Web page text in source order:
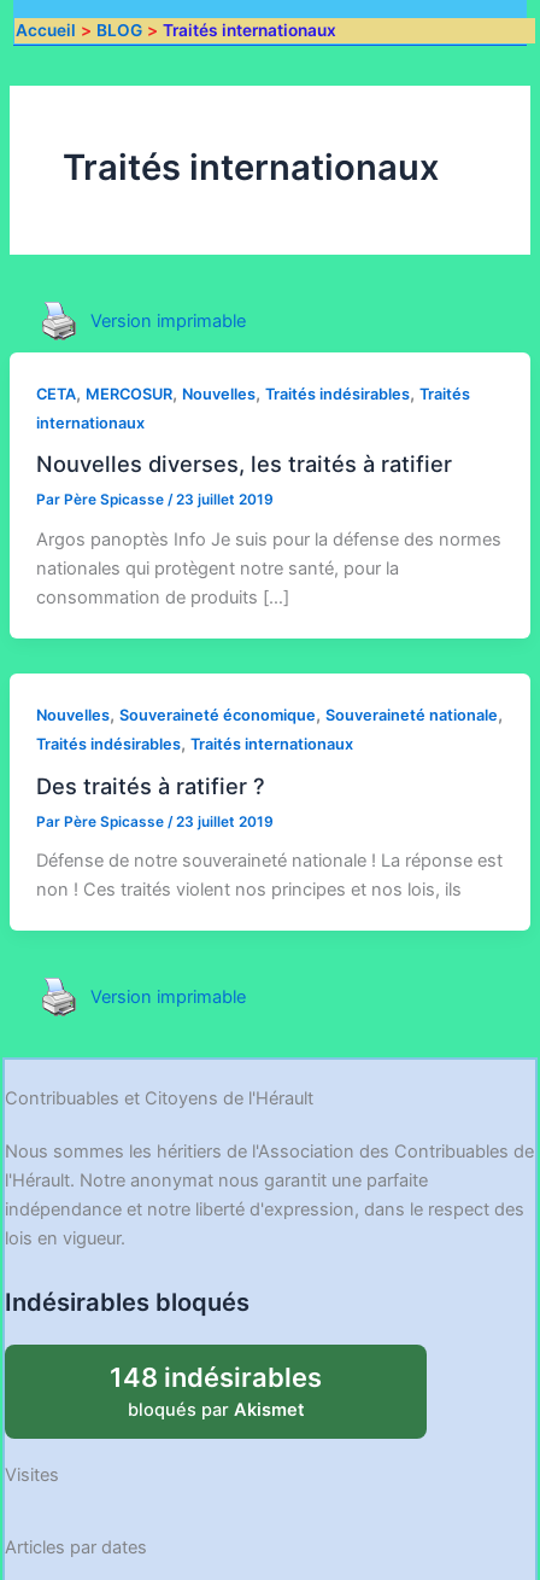
Accueil BLOG Traités internationaux
Traités internationaux
Version imprimable
CETA, MERCOSUR, Nouvelles, Traités indésirables, Traités
internationaux
Nouvelles diverses, les traités à ratifier
Par Père Spicasse /23 juillet 2019
Argos panoptès Info Je suis pour la défense des normes
nationales qui protègent notre santé, pour la
consommation de produits […]
Nouvelles, Souveraineté économique, Souveraineté nationale,
Traités indésirables, Traités internationaux
Des traités à ratifier ?
Par Père Spicasse /23 juillet 2019
Défense de notre souveraineté nationale ! La réponse est
non ! Ces traités violent nos principes et nos lois, ils
Version imprimable
Contribuables et Citoyens de l'Hérault
Nous sommes les héritiers de l'Association des Contribuables de
l'Hérault. Notre anonymat nous garantit une parfaite
indépendance et notre liberté d'expression, dans le respect des
lois en vigueur.
Indésirables bloqués
148 indésirables
bloqués par Akismet
Visites
Articles par dates